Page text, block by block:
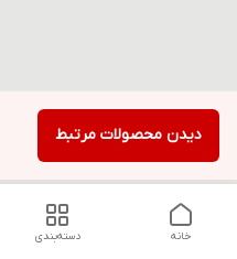
دیدن محصولات مرتبط
دسته‌بندی خانه